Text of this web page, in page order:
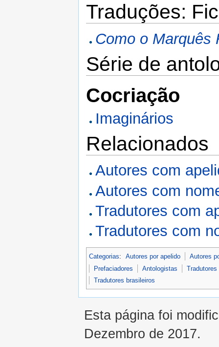
Traduções:
Como o Marquês
Série de
Cocriação
Imaginários
Relacionados
Autores com
Autores com
Tradutores com
Tradutores com
Categorias: Autores por apelido
Autores
Prefaciadores
Antologistas
Tradutores
Tradutores brasileiros
Esta página foi
Dezembro de 2017.